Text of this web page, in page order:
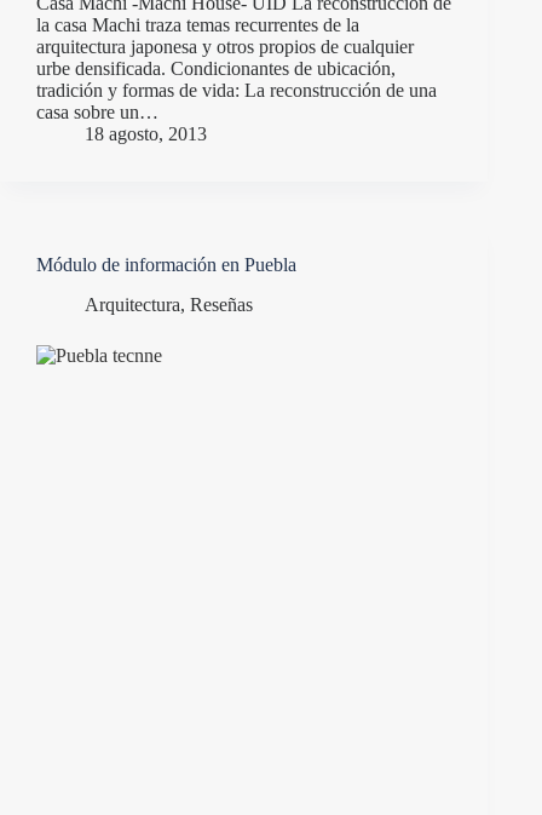
la casa Machi traza temas recurrentes de la
arquitectura japonesa y otros propios de cualquier
urbe densificada. Condicionantes de ubicación,
tradición y formas de vida: La reconstrucción de una
casa sobre un…
18 agosto, 2013
Módulo de información en Puebla
Arquitectura, Reseñas